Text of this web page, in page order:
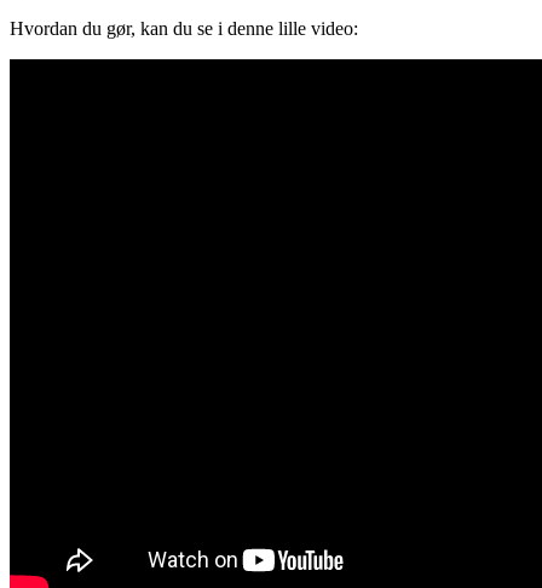
Hvordan du gør, kan du se i denne lille video: